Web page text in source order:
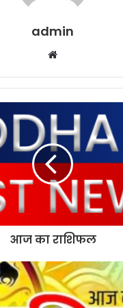
admin
b
s
t
e
आज का राशिफल